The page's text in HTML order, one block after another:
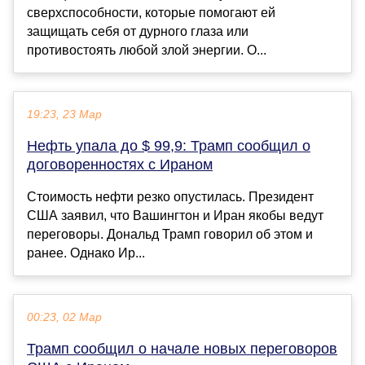
сверхспособности, которые помогают ей
защищать себя от дурного глаза или
противостоять любой злой энергии. О...
19:23, 23 Мар
Нефть упала до $ 99,9: Трамп сообщил о
договоренностях с Ираном
Стоимость нефти резко опустилась. Президент
США заявил, что Вашингтон и Иран якобы ведут
переговоры. Дональд Трамп говорил об этом и
ранее. Однако Ир...
00:23, 02 Мар
Трамп сообщил о начале новых переговоров